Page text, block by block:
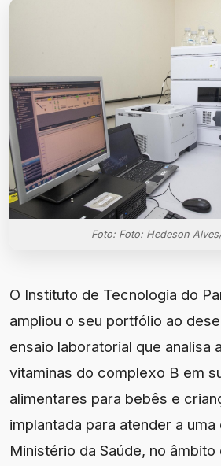
Foto: Foto: Hedeson
O Instituto de Tecnologia do
ampliou o seu portfólio ao
ensaio laboratorial que analisa
vitaminas do complexo B em
alimentares para bebês e
implantada para atender a uma
Ministério da Saúde, no